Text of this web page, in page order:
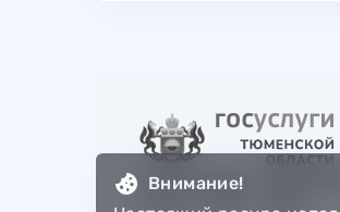
© Департамент
Внимание!